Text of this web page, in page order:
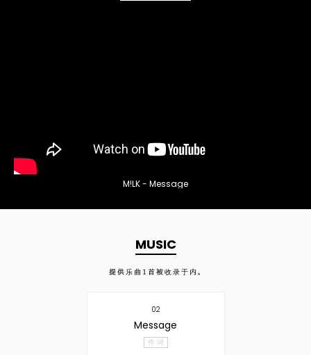
M!LK - Message
MUSIC
提供乐曲 1 首被收录于内。
02
Message
作 词